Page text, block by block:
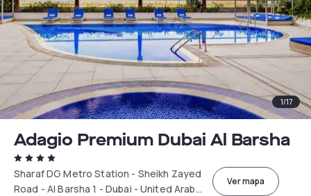
1/17
Adagio Premium Dubai Al Barsha
Sharaf DG Metro Station - Sheikh Zayed
Road - Al Barsha 1 - Dubai - United Arab
Ver mapa